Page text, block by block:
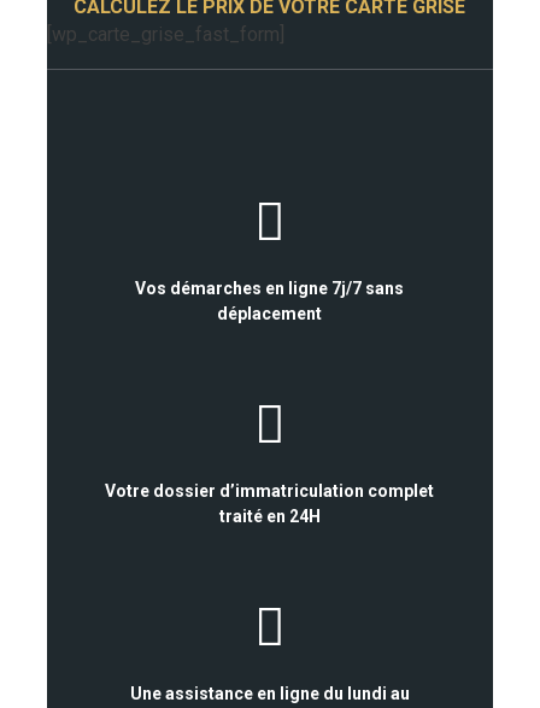
CALCULEZ LE PRIX DE VOTRE CARTE GRISE
[wp_carte_grise_fast_form]
Vos démarches en ligne 7j/7 sans
déplacement
Votre dossier d’immatriculation complet
traité en 24H
Une assistance en ligne du lundi au